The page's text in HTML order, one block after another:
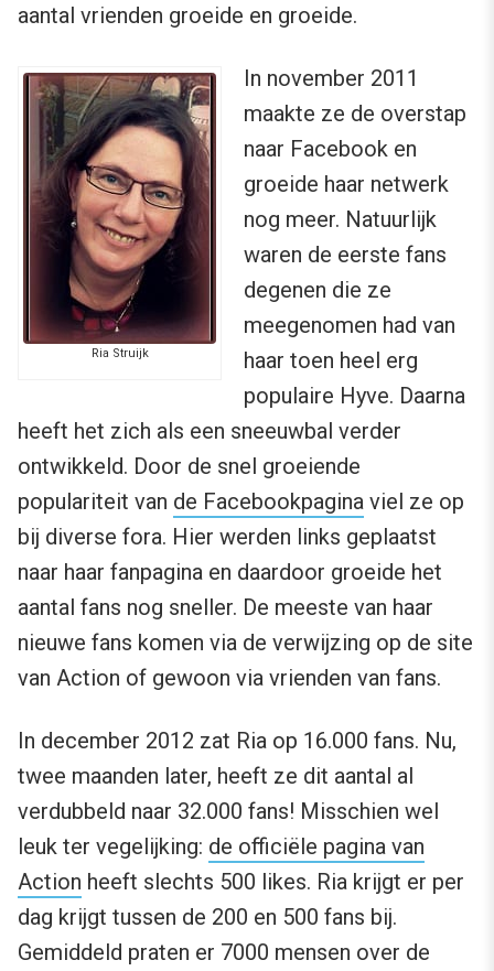
aantal vrienden groeide en groeide.
Ria Struijk
In november 2011
maakte ze de overstap
naar Facebook en
groeide haar netwerk
nog meer. Natuurlijk
waren de eerste fans
degenen die ze
meegenomen had van
haar toen heel erg
populaire Hyve. Daarna
heeft het zich als een sneeuwbal verder
ontwikkeld. Door de snel groeiende
populariteit van de Facebookpagina viel ze op
bij diverse fora. Hier werden links geplaatst
naar haar fanpagina en daardoor groeide het
aantal fans nog sneller. De meeste van haar
nieuwe fans komen via de verwijzing op de site
van Action of gewoon via vrienden van fans.
In december 2012 zat Ria op 16.000 fans. Nu,
twee maanden later, heeft ze dit aantal al
verdubbeld naar 32.000 fans! Misschien wel
leuk ter vegelijking: de officiële pagina van
Action heeft slechts 500 likes. Ria krijgt er per
dag krijgt tussen de 200 en 500 fans bij.
Gemiddeld praten er 7000 mensen over de